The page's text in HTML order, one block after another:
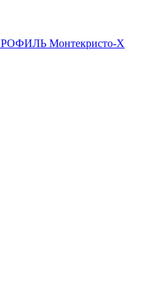
Монтекристо-X